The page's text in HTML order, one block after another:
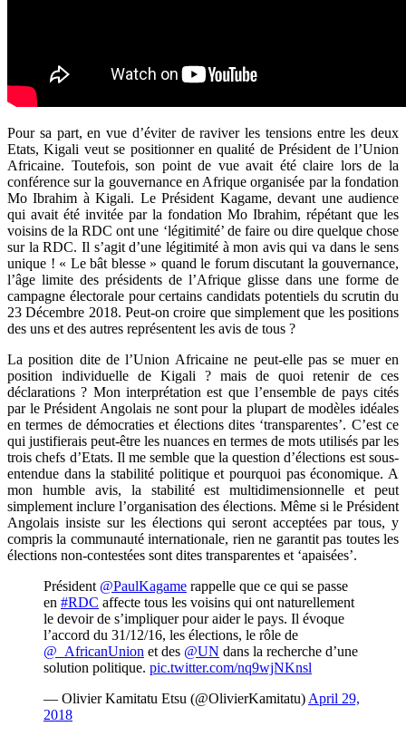
Pour sa part, en vue d’éviter de raviver les tensions entre les deux
Etats, Kigali veut se positionner en qualité de Président de l’Union
Africaine. Toutefois, son point de vue avait été claire lors de la
conférence sur la gouvernance en Afrique organisée par la fondation
Mo Ibrahim à Kigali. Le Président Kagame, devant une audience
qui avait été invitée par la fondation Mo Ibrahim, répétant que les
voisins de la RDC ont une ‘légitimité’ de faire ou dire quelque chose
sur la RDC. Il s’agit d’une légitimité à mon avis qui va dans le sens
unique ! « Le bât blesse » quand le forum discutant la gouvernance,
l’âge limite des présidents de l’Afrique glisse dans une forme de
campagne électorale pour certains candidats potentiels du scrutin du
23 Décembre 2018. Peut-on croire que simplement que les positions
des uns et des autres représentent les avis de tous ?
La position dite de l’Union Africaine ne peut-elle pas se muer en
position individuelle de Kigali ? mais de quoi retenir de ces
déclarations ? Mon interprétation est que l’ensemble de pays cités
par le Président Angolais ne sont pour la plupart de modèles idéales
en termes de démocraties et élections dites ‘transparentes’. C’est ce
qui justifierais peut-être les nuances en termes de mots utilisés par les
trois chefs d’Etats. Il me semble que la question d’élections est sous-
entendue dans la stabilité politique et pourquoi pas économique. A
mon humble avis, la stabilité est multidimensionnelle et peut
simplement inclure l’organisation des élections. Même si le Président
Angolais insiste sur les élections qui seront acceptées par tous, y
compris la communauté internationale, rien ne garantit pas toutes les
élections non-contestées sont dites transparentes et ‘apaisées’.
Président @PaulKagame rappelle que ce qui se passe
en #RDC affecte tous les voisins qui ont naturellement
le devoir de s’impliquer pour aider le pays. Il évoque
l’accord du 31/12/16, les élections, le rôle de
@_AfricanUnion et des @UN dans la recherche d’une
solution politique. pic.twitter.com/nq9wjNKnsl
— Olivier Kamitatu Etsu (@OlivierKamitatu) April 29,
2018